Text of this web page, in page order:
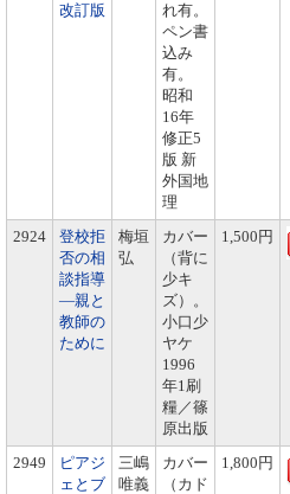
改訂版
れ有。
ペン書
込み
有。
昭和
16年
修正5
版 新
外国地
理
2924
登校拒
否の相
談指導
―親と
教師の
ために
梅垣
弘
カバー
（背に
少キ
ズ）。
小口少
ヤケ
1996
年1刷
糧／篠
原出版
1,500円
2949
ピアジ
ェとブ
三嶋
唯義
カバー
（カド
1,800円